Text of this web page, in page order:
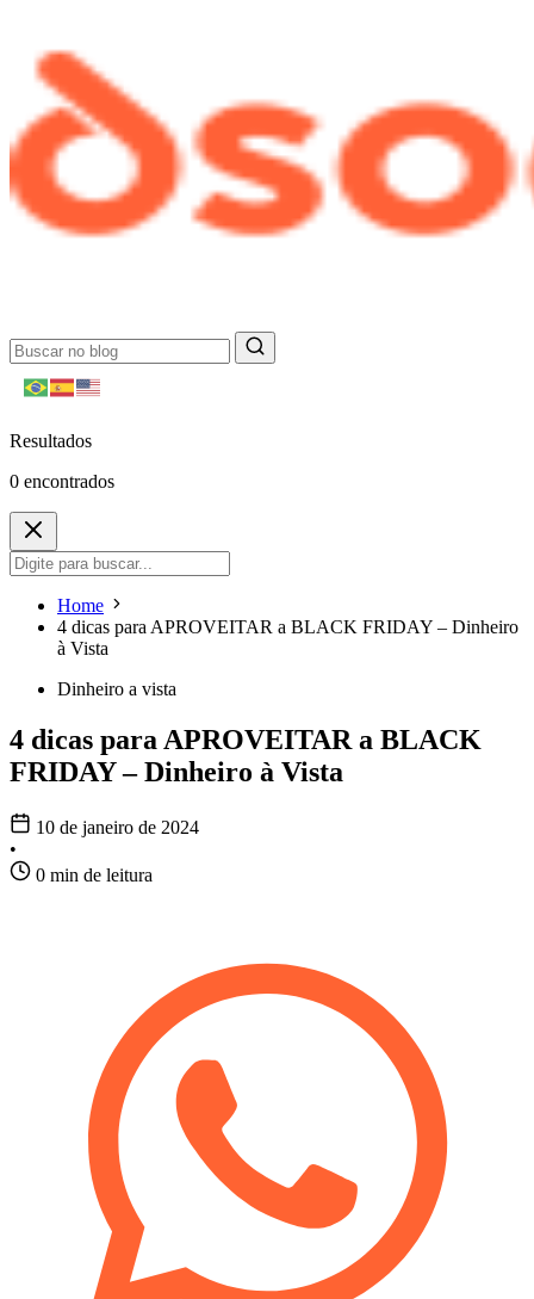
Resultados
0 encontrados
Home
4 dicas para APROVEITAR a BLACK FRIDAY – Dinheiro
à Vista
Dinheiro a vista
4 dicas para APROVEITAR a BLACK
FRIDAY – Dinheiro à Vista
10 de janeiro de 2024
•
0 min de leitura